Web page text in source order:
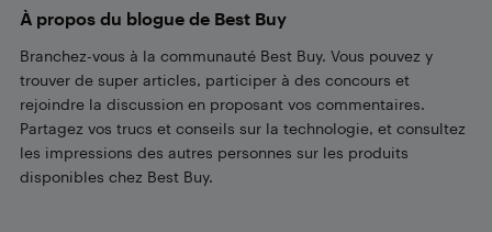
À propos du blogue de Best Buy
Branchez-vous à la communauté Best Buy. Vous pouvez y
trouver de super articles, participer à des concours et
rejoindre la discussion en proposant vos commentaires.
Partagez vos trucs et conseils sur la technologie, et consultez
les impressions des autres personnes sur les produits
disponibles chez Best Buy.